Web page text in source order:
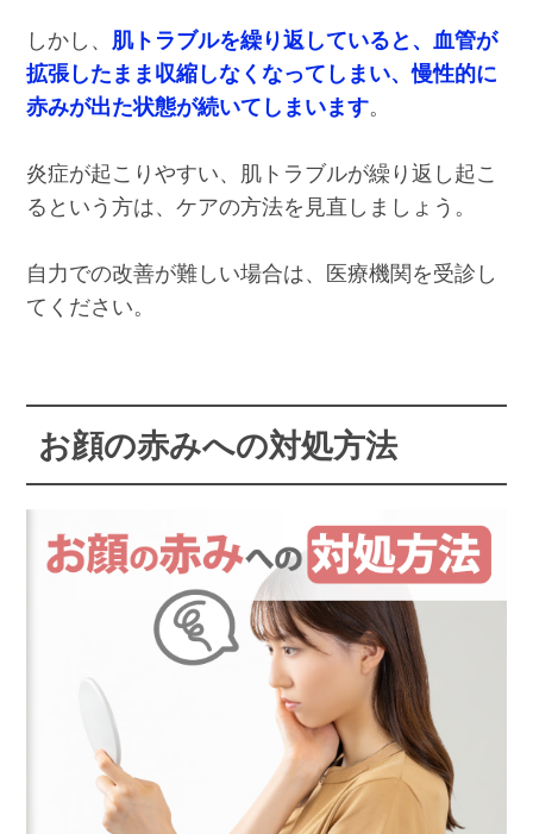
しかし、 肌トラブルを繰り返していると、血管が
拡張したまま収縮しなくなってしまい、慢性的に
赤みが出た状態が続いてしまいます。
炎症が起こりやすい、肌トラブルが繰り返し起こ
るという方は、ケアの方法を見直しましょう。
自力での改善が難しい場合は、医療機関を受診し
てください。
お顔の赤みへの対処方法